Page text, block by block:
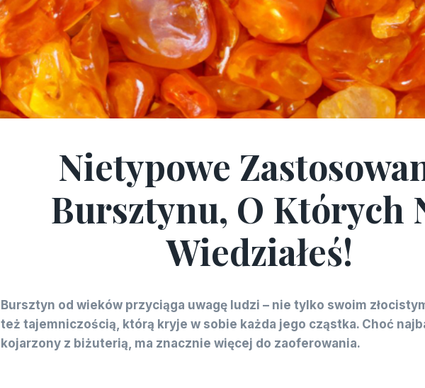
Nietypowe
Bursztynu, O Których
Wiedziałeś!
Bursztyn od wieków przyciąga uwagę ludzi – nie tylko swoim
też tajemniczością, którą kryje w sobie każda jego cząstka. Choć
kojarzony z biżuterią, ma znacznie więcej do zaoferowania.